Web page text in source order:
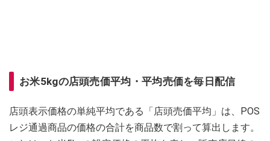
お米5kgの店頭売価平均・平均売価を毎日配信
店頭表示価格の単純平均である「店頭売価平均」は、POS
レジ通過商品の価格の合計を商品数で割って算出します。